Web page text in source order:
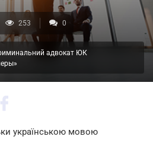
253 0
адвокат ЮК
українською мовою